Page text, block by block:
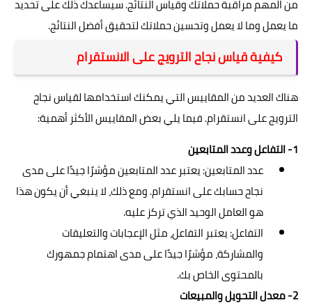
من المهم مراقبة حملاتك وقياس النتائج. سيساعدك ذلك على تحديد
ما يعمل وما لا يعمل وتحسين حملاتك لتحقيق أفضل النتائج.
كيفية قياس نجاح الترويج على الانستقرام
هناك العديد من المقاييس التي يمكنك استخدامها لقياس نجاح
الترويج على انستقرام. فيما يلي بعض المقاييس الأكثر أهمية:
1- التفاعل وعدد المتابعين
عدد المتابعين: يعتبر عدد المتابعين مؤشرًا جيدًا على مدى
نجاح حسابك على انستقرام. ومع ذلك، لا ينبغي أن يكون هذا
هو العامل الوحيد الذي تركز عليه.
التفاعل: يعتبر التفاعل، مثل الإعجابات والتعليقات
والمشاركة، مؤشرًا جيدًا على مدى اهتمام جمهورك
بالمحتوى الخاص بك.
2- معدل التحويل والمبيعات